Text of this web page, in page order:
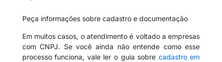
Peça informações sobre cadastro e documentação
Em muitos casos, o atendimento é voltado a empresas
com CNPJ. Se você ainda não entende como esse
processo funciona, vale ler o guia sobre cadastro em